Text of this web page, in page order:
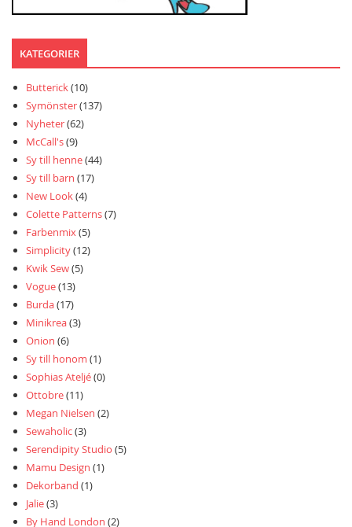
KATEGORIER
Butterick(10)
Symönster(137)
Nyheter(62)
McCall's(9)
Sy till henne(44)
Sy till barn (17)
New Look(4)
Colette Patterns(7)
Farbenmix(5)
Simplicity(12)
Kwik Sew(5)
Vogue(13)
Burda(17)
Minikrea(3)
Onion (6)
Sy till honom (1)
Sophias Ateljé(0)
Ottobre(11)
Megan Nielsen (2)
Sewaholic(3)
Serendipity Studio (5)
Mamu Design (1)
Dekorband (1)
Jalie(3)
By Hand London (2)